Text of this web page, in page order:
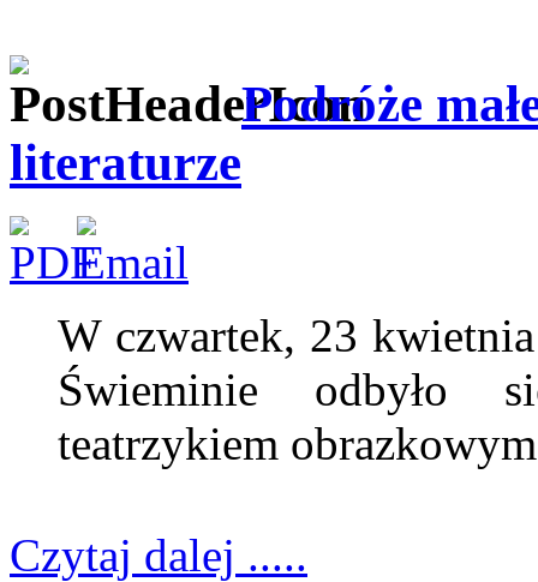
Podróże
literaturze
W czwartek, 23
Świeminie odbyło
teatrzykiem
Czytaj dalej .....